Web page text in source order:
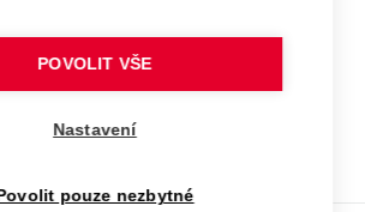
údajů
odkaz)
POVOLIT VŠE
Nastavení
Povolit pouze nezbytné